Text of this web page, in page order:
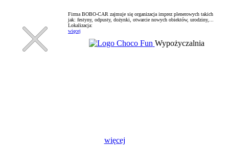
Firma BOBO-CAR zajmuje się organizacja imprez plenerowych takich
jak: festyny, odpusty, dożynki, otwarcie nowych obiektów, urodziny,...
Lokalizacja:
więcej
Wypożyczalnia
więcej